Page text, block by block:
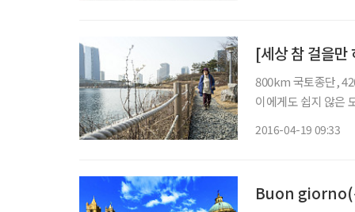
800km 국토종단,
이에게도 쉽지 않은
2016-04-19 09:33
Buon giorno(